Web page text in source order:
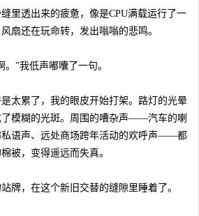
透出来的疲惫，像是CPU满载运行了一
扇还在玩命转，发出嗡嗡的悲鸣。
”我低声嘟囔了一句。
累了，我的眼皮开始打架。路灯的光晕
模糊的光斑。周围的嘈杂声——汽车的喇
私语声、远处商场跨年活动的欢呼声——都
被，变得遥远而失真。
，在这个新旧交替的缝隙里睡着了。